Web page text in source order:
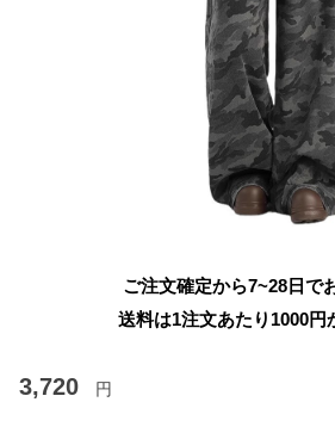
ご注文確定から7~28日で
送料は1注文あたり 1000円
3,720 円